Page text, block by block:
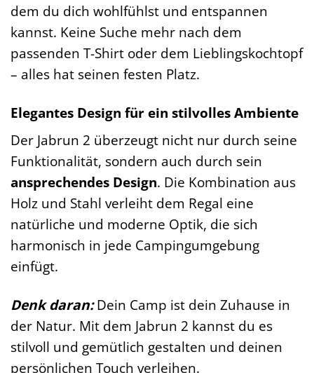
dem du dich wohlfühlst und entspannen
kannst. Keine Suche mehr nach dem
passenden T-Shirt oder dem Lieblingskochtopf
– alles hat seinen festen Platz.
Elegantes Design für ein stilvolles Ambiente
Der Jabrun 2 überzeugt nicht nur durch seine
Funktionalität, sondern auch durch sein
ansprechendes Design. Die Kombination aus
Holz und Stahl verleiht dem Regal eine
natürliche und moderne Optik, die sich
harmonisch in jede Campingumgebung
einfügt.
Denk daran:Dein Camp ist dein Zuhause in
der Natur. Mit dem Jabrun 2 kannst du es
stilvoll und gemütlich gestalten und deinen
persönlichen Touch verleihen.